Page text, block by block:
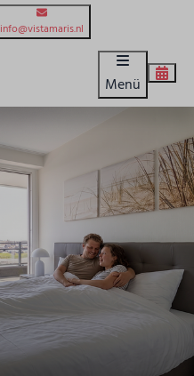
info@vistamaris.nl
Menü